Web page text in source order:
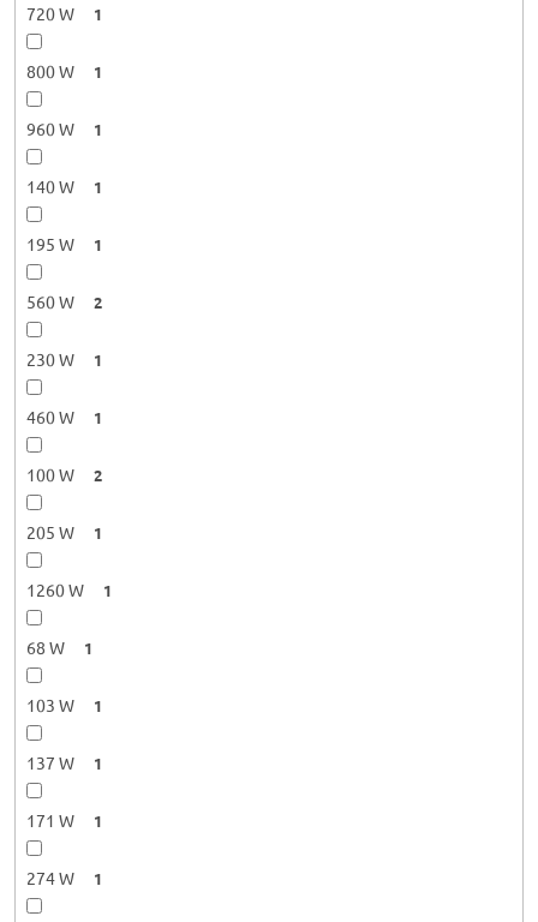
720 W 1
800 W 1
960 W 1
140 W 1
195 W 1
560 W 2
230 W 1
460 W 1
100 W 2
205 W 1
1260 W 1
68 W 1
103 W 1
137 W 1
171 W 1
274 W 1